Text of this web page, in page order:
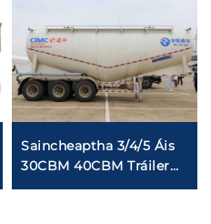
Saincheaptha 3/4/5 Áis
30CBM 40CBM Tráiler
Cemente Mór Dry